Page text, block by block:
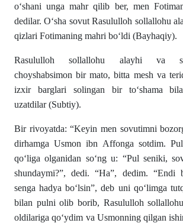
o‘shani unga mahr qilib ber, men
dedilar. O‘sha sovut Rasululloh sollallohu
qizlari Fotimaning mahri bo‘ldi (Bayhaqiy).
Rasululloh sollallohu alayhi va
choyshabsimon bir mato, bitta mesh va
izxir barglari solingan bir to‘shama
uzatdilar (Subtiy).
Bir rivoyatda: “Keyin men sovutimni
dirhamga Usmon ibn Affonga sotdim.
qo‘liga olganidan so‘ng u: “Pul seniki,
shundaymi?”, dedi. “Ha”, dedim. “Endi
senga hadya bo‘lsin”, deb uni qo‘limga
bilan pulni olib borib, Rasululloh
oldilariga qo‘ydim va Usmonning qilgan